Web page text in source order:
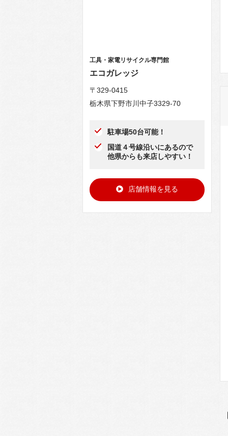
工具・家電リサイクル専門館
エコガレッジ
〒329-0415
栃木県下野市川中子3329-70
駐車場50台可能！
国道４号線沿いにあるので
他県からも来店しやすい！
店舗情報を見る